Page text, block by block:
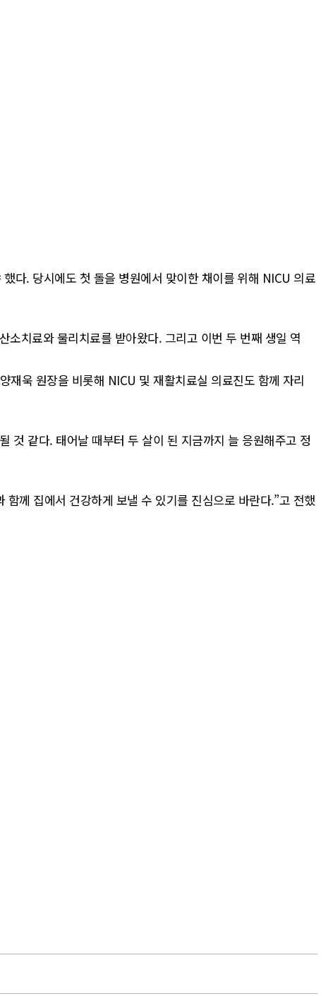
다. 당시에도 첫 돌을 병원에서 맞이한 채이를 위해 NICU 의료
치료와 물리치료를 받아왔다. 그리고 이번 두 번째 생일 역
재욱 원장을 비롯해 NICU 및 재활치료실 의료진도 함께 자리
것 같다. 태어날 때부터 두 살이 된 지금까지 늘 응원해주고 정
께 집에서 건강하게 보낼 수 있기를 진심으로 바란다.”고 전했